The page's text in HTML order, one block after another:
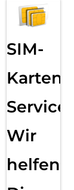
SIM-
Karten
Service:
Wir
helfen